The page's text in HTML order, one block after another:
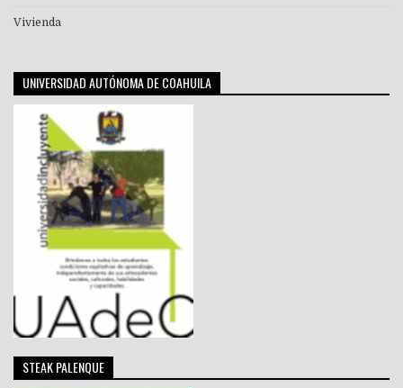
Vivienda
UNIVERSIDAD AUTÓNOMA DE COAHUILA
STEAK PALENQUE